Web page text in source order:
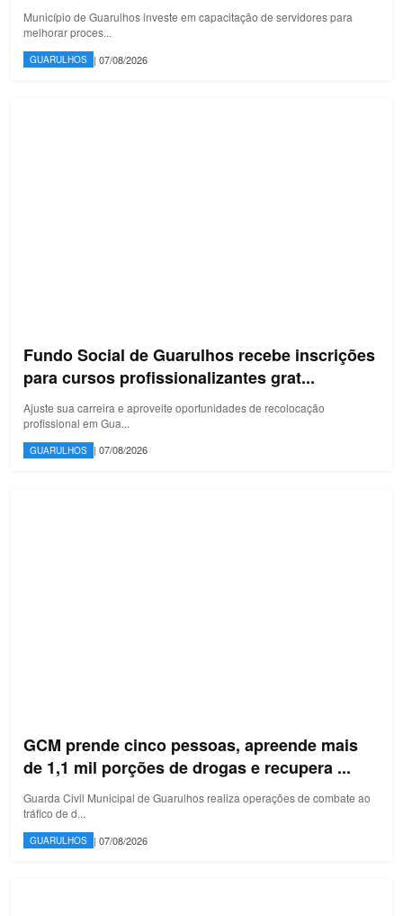
Município de Guarulhos investe em capacitação de servidores para
melhorar proces...
GUARULHOS | 07/08/2026
Fundo Social de Guarulhos recebe inscrições
para cursos profissionalizantes grat...
Ajuste sua carreira e aproveite oportunidades de recolocação
profissional em Gua...
GUARULHOS | 07/08/2026
GCM prende cinco pessoas, apreende mais
de 1,1 mil porções de drogas e recupera ...
Guarda Civil Municipal de Guarulhos realiza operações de combate ao
tráfico de d...
GUARULHOS | 07/08/2026